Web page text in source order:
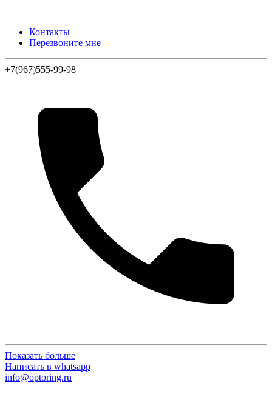
Контакты
Перезвоните мне
+7(967)555-99-98
Показать больше
Написать в whatsapp
info@optoring.ru